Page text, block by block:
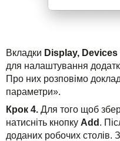
Вкладки Display,
для налаштування
Про них розповімо
параметри».
Крок 4. Для того щоб
натисніть кнопку Add .
доданих робочих